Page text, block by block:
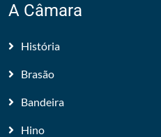
A Câmara
História
Brasão
Bandeira
Hino